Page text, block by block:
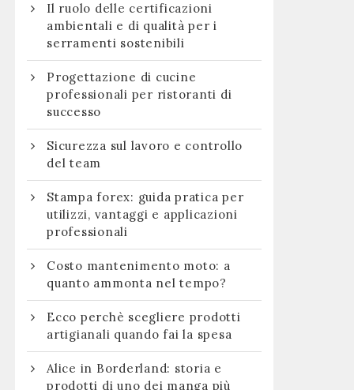
Il ruolo delle certificazioni
ambientali e di qualità per i
serramenti sostenibili
Progettazione di cucine
professionali per ristoranti di
successo
Sicurezza sul lavoro e controllo
del team
Stampa forex: guida pratica per
utilizzi, vantaggi e applicazioni
professionali
Costo mantenimento moto: a
quanto ammonta nel tempo?
Ecco perchè scegliere prodotti
artigianali quando fai la spesa
Alice in Borderland: storia e
prodotti di uno dei manga più